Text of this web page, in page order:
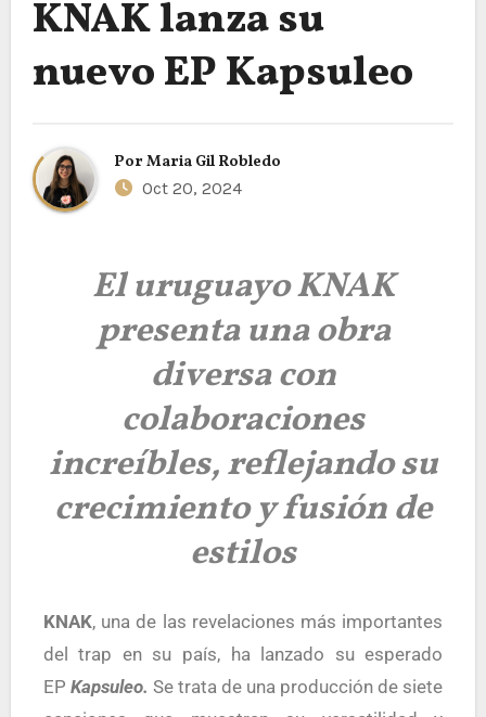
KNAK lanza su
nuevo EP Kapsuleo
Por Maria Gil Robledo
Oct 20, 2024
El uruguayo KNAK
presenta una obra
diversa con
colaboraciones
increíbles, reflejando su
crecimiento y fusión de
estilos
KNAK, una de las revelaciones más importantes
del trap en su país, ha lanzado su esperado
EP Kapsuleo. Se trata de una producción de siete